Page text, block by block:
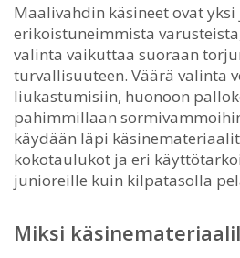
Maalivahdin käsineet ovat
erikoistuneimmista
valinta vaikuttaa suoraan
turvallisuuteen. Väärä valinta
liukastumisiin, huonoon
pahimmillaan
käydään läpi
kokotaulukot ja eri
junioreille kuin kilpatasolla
Miksi